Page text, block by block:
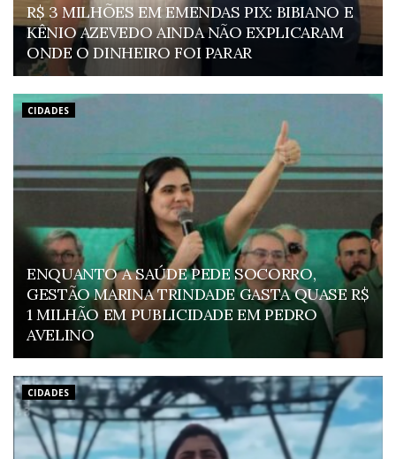
R$ 3 MILHÕES EM EMENDAS PIX: BIBIANO E
KÊNIO AZEVEDO AINDA NÃO EXPLICARAM
ONDE O DINHEIRO FOI PARAR
CIDADES
ENQUANTO A SAÚDE PEDE SOCORRO,
GESTÃO MARINA TRINDADE GASTA QUASE R$
1 MILHÃO EM PUBLICIDADE EM PEDRO
AVELINO
CIDADES